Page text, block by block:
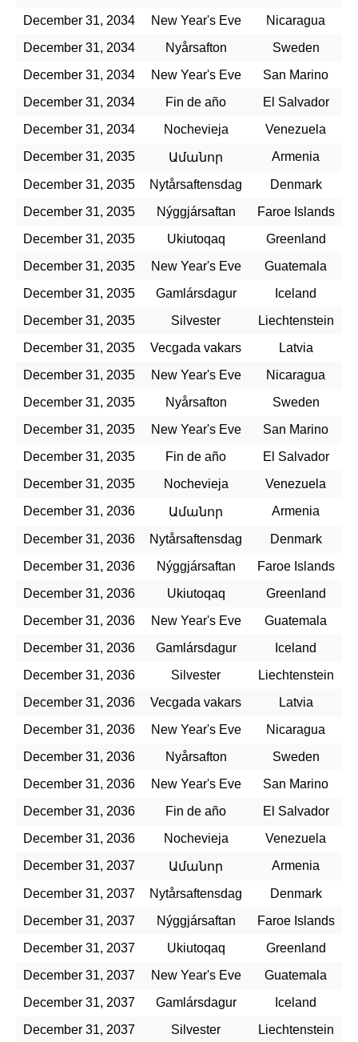
December 31, 2034 New Year's Eve
Nicaragua
December 31, 2034
Nyårsafton
Sweden
December 31, 2034
New Year's Eve
San Marino
December 31, 2034
Fin de año
El Salvador
December 31, 2034
Nochevieja
Venezuela
December 31, 2035
Ամանոր Armenia
December 31, 2035 Nytårsaftensdag
Denmark
December 31, 2035
Nýggjársaftan
Faroe Islands
December 31, 2035
Ukiutoqaq
Greenland
December 31, 2035
New Year's Eve
Guatemala
December 31, 2035
Gamlársdagur
Iceland
December 31, 2035
Silvester
Liechtenstein
December 31, 2035
Vecgada vakars
Latvia
December 31, 2035
New Year's Eve
Nicaragua
December 31, 2035
Nyårsafton
Sweden
December 31, 2035
New Year's Eve
San Marino
December 31, 2035
Fin de año
El Salvador
December 31, 2035
Nochevieja
Venezuela
December 31, 2036
Ամանոր Armenia
December 31, 2036 Nytårsaftensdag
Denmark
December 31, 2036
Nýggjársaftan
Faroe Islands
December 31, 2036
Ukiutoqaq
Greenland
December 31, 2036
New Year's Eve
Guatemala
December 31, 2036
Gamlársdagur
Iceland
December 31, 2036
Silvester
Liechtenstein
December 31, 2036
Vecgada vakars
Latvia
December 31, 2036
New Year's Eve
Nicaragua
December 31, 2036
Nyårsafton
Sweden
December 31, 2036
New Year's Eve
San Marino
December 31, 2036
Fin de año
El Salvador
December 31, 2036
Nochevieja
Venezuela
December 31, 2037
Ամանոր Armenia
December 31, 2037 Nytårsaftensdag
Denmark
December 31, 2037
Nýggjársaftan
Faroe Islands
December 31, 2037
Ukiutoqaq
Greenland
December 31, 2037
New Year's Eve
Guatemala
December 31, 2037
Gamlársdagur
Iceland
December 31, 2037
Silvester
Liechtenstein